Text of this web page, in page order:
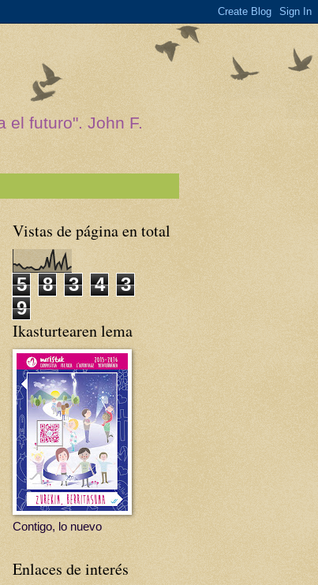
el futuro". John F.
Vistas de página en total
5 8 3 4
3
9
Ikasturtearen lema
Contigo, lo nuevo
Enlaces de interés